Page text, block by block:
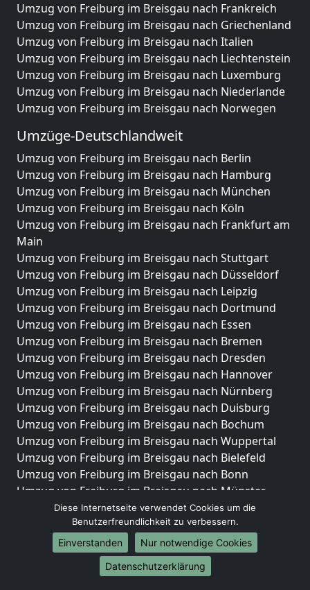
Umzug von Freiburg im Breisgau nach Frankreich
Umzug von Freiburg im Breisgau nach Griechenland
Umzug von Freiburg im Breisgau nach Italien
Umzug von Freiburg im Breisgau nach Liechtenstein
Umzug von Freiburg im Breisgau nach Luxemburg
Umzug von Freiburg im Breisgau nach Niederlande
Umzug von Freiburg im Breisgau nach Norwegen
Umzüge-Deutschlandweit
Umzug von Freiburg im Breisgau nach Berlin
Umzug von Freiburg im Breisgau nach Hamburg
Umzug von Freiburg im Breisgau nach München
Umzug von Freiburg im Breisgau nach Köln
Umzug von Freiburg im Breisgau nach Frankfurt am
Main
Umzug von Freiburg im Breisgau nach Stuttgart
Umzug von Freiburg im Breisgau nach Düsseldorf
Umzug von Freiburg im Breisgau nach Leipzig
Umzug von Freiburg im Breisgau nach Dortmund
Umzug von Freiburg im Breisgau nach Essen
Umzug von Freiburg im Breisgau nach Bremen
Umzug von Freiburg im Breisgau nach Dresden
Umzug von Freiburg im Breisgau nach Hannover
Umzug von Freiburg im Breisgau nach Nürnberg
Umzug von Freiburg im Breisgau nach Duisburg
Umzug von Freiburg im Breisgau nach Bochum
Umzug von Freiburg im Breisgau nach Wuppertal
Umzug von Freiburg im Breisgau nach Bielefeld
Umzug von Freiburg im Breisgau nach Bonn
Umzug von Freiburg im Breisgau nach Münster
Internationale-Umzüge
Umzug von Freiburg im Breisgau nach Brasilien
Umzug von Freiburg im Breisgau nach Brunei
Diese Internetseite verwendet Cookies um die
Benutzerfreundlichkeit zu verbessern.
Einverstanden
Nur notwendige Cookies
Datenschutzerklärung